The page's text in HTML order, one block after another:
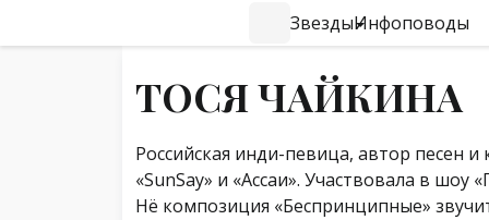
#Навигация по странице
ЗвездыИнфоповоды
ТОСЯ ЧАЙКИНА
Российская инди-певица, автор песен
«SunSay» и «Ассаи». Участвовала в шоу
Нё композиция «Беспринципные»